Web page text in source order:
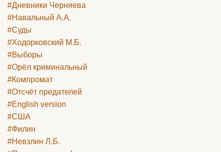
#Дневники Черняева
#Навальный А.А.
#Суды
#Ходорковский М.Б.
#Выборы
#Орёл криминальный
#Компромат
#Отсчёт предателей
#English version
#США
#Филин
#Невзлин Л.Б.